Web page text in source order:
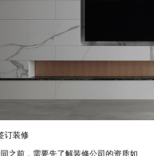
装修
前，需要先了解装修公司的资质如